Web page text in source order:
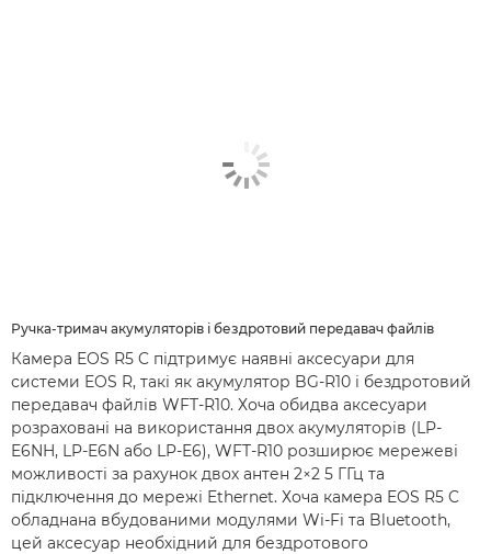
Ручка-тримач акумуляторів і бездротовий передавач файлів
Камера EOS R5 C підтримує наявні аксесуари для
системи EOS R, такі як акумулятор BG-R10 і бездротовий
передавач файлів WFT-R10. Хоча обидва аксесуари
розраховані на використання двох акумуляторів (LP-
E6NH, LP-E6N або LP-E6), WFT-R10 розширює мережеві
можливості за рахунок двох антен 2×2 5 ГГц та
підключення до мережі Ethernet. Хоча камера EOS R5 C
обладнана вбудованими модулями Wi-Fi та Bluetooth,
цей аксесуар необхідний для бездротового